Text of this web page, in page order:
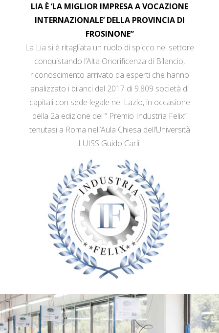
LIA È ‘LA MIGLIOR IMPRESA A VOCAZIONE
INTERNAZIONALE’ DELLA PROVINCIA DI
FROSINONE”
La Lia si è ritagliata un ruolo di spicco nel settore
conquistando l’Alta Onorificenza di Bilancio,
riconoscimento arrivato da esperti che hanno
analizzato i bilanci del 2017 di 9.809 società di
capitali con sede legale nel Lazio, in occasione
della 2a edizione del “ Premio Industria Felix”
tenutasi a Roma nell’Aula Chiesa dell’Università
LUISS Guido Carli.